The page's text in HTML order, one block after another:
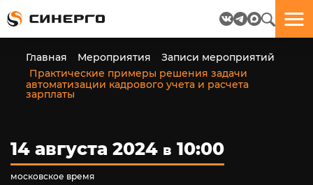
Главная Мероприятия
Записи мероприятий
Практические примеры решения задачи
автоматизации кадрового учета и расчета
зарплаты
14 августа 2024 в 10:00
московское время
Отлично!
Данные
успешно
отправлены.
пёсика.
Ведь
многие
Отлично!
Бриф
отправлен.